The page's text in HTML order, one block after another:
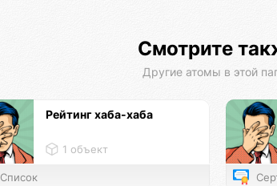
Смотрите
Другие атомы в этой
Рейтинг хаба-хаба
1 объект
Список